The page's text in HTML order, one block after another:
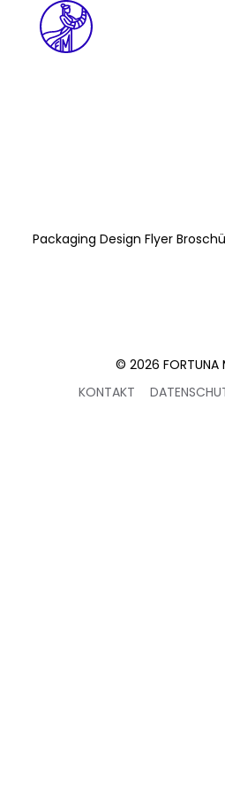
Packaging Design Flyer
© 2026 FORTUNA
KONTAKT